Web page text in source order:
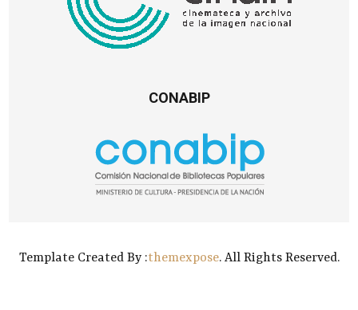
CONABIP
Template Created By :themexpose. All Rights Reserved.